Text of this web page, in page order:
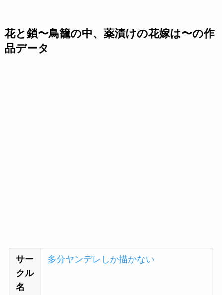
花と鎖〜鳥籠の中、薬漬けの花嫁は〜の作
品データ
サー
クル
名
多分ヤンデレしか描かない